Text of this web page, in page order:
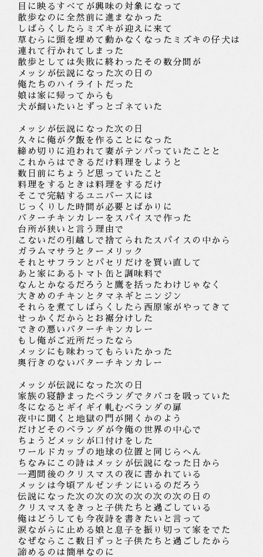
目に映るすべてが興味の対象 になって
散歩なのに全然前に進まなかった
しばらくしたらミズキが迎えに来て
草むらに頭を埋め て動かなくなった ミズキの仔犬は
連れて行かれてしまった
散歩としては失敗に終わったその数分間が
メッシが伝説になった次の日 の
俺 たちの ハイライトだった
娘は家に帰ってからも
犬が飼いたいとずっとゴネ て いた
メッシが伝説になった次の日
久々に俺が夕飯を作ることになった
締め切りに追われて妻がテンパって い たことと
これから は できるだけ料理をしようと
数日前にちょうど思っていた こと
料理をするときは料理をするだけ
そこで完結するユニバースに は
じっくりした時間が必要 とばかりに
バターチキンカレーをスパイス で 作 った
台所が狭いと言う理由で
こないだの引越しで捨てられたスパイスの中から
ガラムマサラとターメリック
それとサフランとパセリだけを買い直して
あと家にあるトマト缶と調味料で
なんとかなるだろうと鷹を括ったわけじゃなく
大きめのチキンとタマネギとニンジン
それらを煮てしばらくしたら西原家がやってきて
せっかくだからとお裾分けした
できの悪いバターチキンカレー
もし俺がご近所だったなら
メッシにも味わってもらいたかった
奥行きのないバターチキンカレー
メッシが伝説になった次の日
家族の寝静まったベランダでタバコを吸っていた
冬になるとギイギイ軋むベランダの扉
夜中に聞くと地獄の門が開くかのよう
だけどそのベランダが今俺の世界の中心で
ちょうどメッシが口付けをした
ワールドカップの地球の位置と同じ らへん
ちなみにこの詩は メッシが伝説になった 日から
一週間後のクリスマスの夜に書かれている
メッシは今頃アルゼンチンにいるのだろう
伝説になった次の次の次の次の次の次の 日の
クリスマスをきっと子供たちと過ごしている
俺はどうしても今夜詩を書きたいと言って
涙ながらに止める娘と息子を振り切って家をでた
なぜならここ数日ずっと子供たちと過ごしたから
諦めるのは簡単なのに